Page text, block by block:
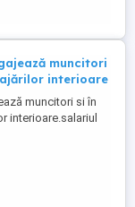
muncitori
interioare
muncitori si în
interioare.salariul
fiecaruia.Se
deplasari!